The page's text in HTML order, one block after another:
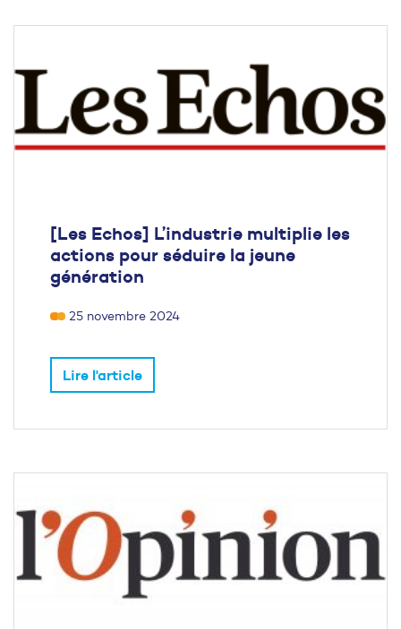
[Les Echos] L’industrie multiplie les
actions pour séduire la jeune
génération
25 novembre 2024
Lire l'article